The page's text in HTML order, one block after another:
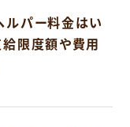
パー料金はい
給限度額や費用